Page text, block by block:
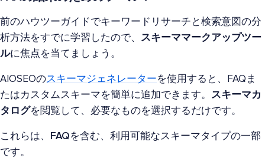
前のハウツーガイドでキーワードリサーチと検索意図の分
析方法をすでに学習したので、 スキーママークアップツー
ルに焦点を当てましょう。
AIOSEOのスキーマジェネレーターを使用すると、FAQま
たはカスタムスキーマを簡単に追加できます。 スキーマカ
タログを閲覧して、必要なものを選択するだけです。
これらは、 FAQを含む、利用可能なスキーマタイプの一部
です。